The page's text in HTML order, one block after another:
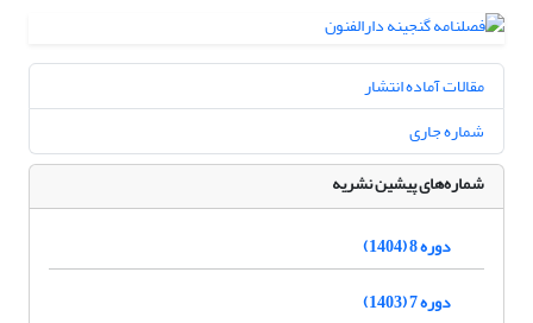
مقالات آماده انتشار
شماره جاری
شماره‌های پیشین نشریه
دوره 8 (1404)
دوره 7 (1403)